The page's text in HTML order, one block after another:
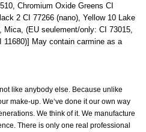
Chromium Oxide Greens CI
2 CI 77266 (nano), Yellow 10 Lake
(EU seulement/only: CI 73015,
May contain carmine as a
like anybody else. Because unlike
make-up. We‘ve done it our own way
We think of it. We manufacture
There is only one real professional